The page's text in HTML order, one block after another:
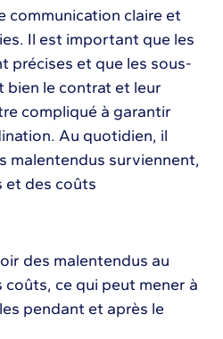
communication claire et
Il est important que les
précises et que les sous-
le contrat et leur
compliqué à garantir
Au quotidien, il
malentendus surviennent,
et des coûts
des malentendus au
ce qui peut mener à
pendant et après le